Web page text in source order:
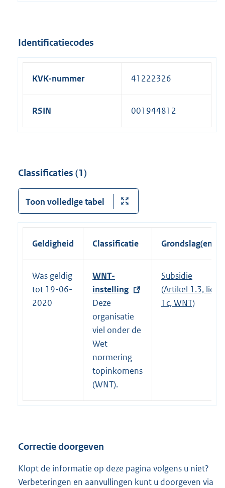
Identificatiecodes
KVK-nummer 41222326
RSIN 001944812
Classificaties (1)
Toon volledige tabel
Geldigheid Classificatie Grondslag(en)
Was geldig
tot 19-06-
2020
E
x
t
e
r
n
e
l
i
n
WNT-
instelling
Deze
organisatie
viel onder de
Wet
normering
topinkomens
(WNT).
Subsidie
(Artikel 1.3, lid
1c, WNT)
Correctie doorgeven
Klopt de informatie op deze pagina volgens u niet?
Verbeteringen en aanvullingen kunt u doorgeven via